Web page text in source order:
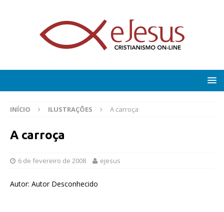
INÍCIO ILUSTRAÇÕES A carroça
A carroça
6 de fevereiro de 2008 ejesus
Autor: Autor Desconhecido